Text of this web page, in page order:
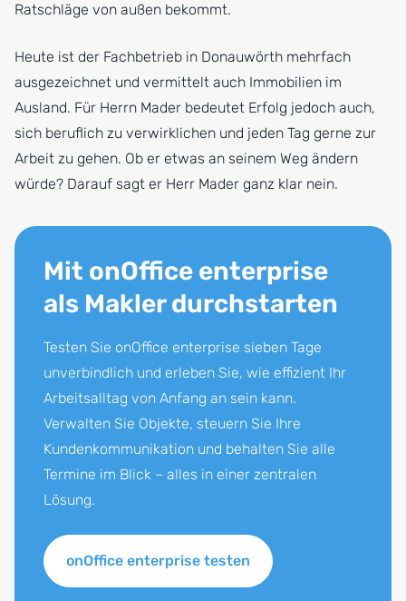
Ratschläge von außen bekommt.
Heute ist der Fachbetrieb in Donauwörth mehrfach
ausgezeichnet und vermittelt auch Immobilien im
Ausland. Für Herrn Mader bedeutet Erfolg jedoch auch,
sich beruflich zu verwirklichen und jeden Tag gerne zur
Arbeit zu gehen. Ob er etwas an seinem Weg ändern
würde? Darauf sagt er Herr Mader ganz klar nein.
Mit onOffice enterprise
als Makler durchstarten
Testen Sie onOffice enterprise sieben Tage
unverbindlich und erleben Sie, wie effizient Ihr
Arbeitsalltag von Anfang an sein kann.
Verwalten Sie Objekte, steuern Sie Ihre
Kundenkommunikation und behalten Sie alle
Termine im Blick – alles in einer zentralen
Lösung.
onOffice enterprise testen